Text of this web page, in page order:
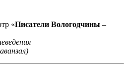
«Писатели Вологодчины –